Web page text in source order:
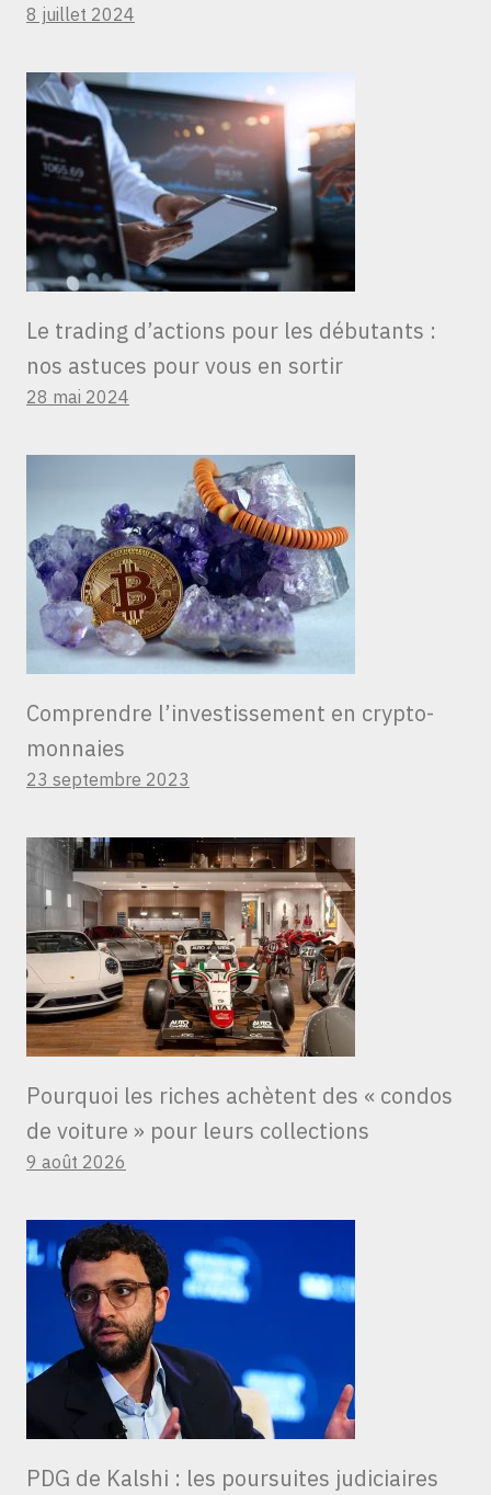
8 juillet 2024
Le trading d’actions pour les débutants :
nos astuces pour vous en sortir
28 mai 2024
Comprendre l’investissement en crypto-
monnaies
23 septembre 2023
Pourquoi les riches achètent des « condos
de voiture » ​​pour leurs collections
9 août 2026
PDG de Kalshi : les poursuites judiciaires